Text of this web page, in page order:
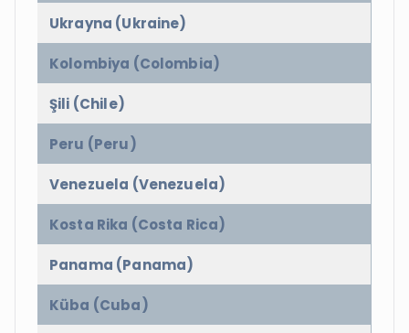
Ukrayna (Ukraine)
Kolombiya (Colombia)
Şili (Chile)
Peru (Peru)
Venezuela (Venezuela)
Kosta Rika (Costa Rica)
Panama (Panama)
Küba (Cuba)